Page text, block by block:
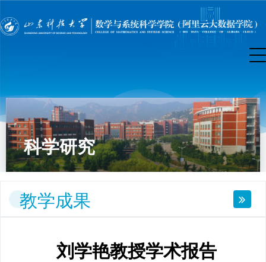
科学研究
教学成果
刘学艳教授学术报告